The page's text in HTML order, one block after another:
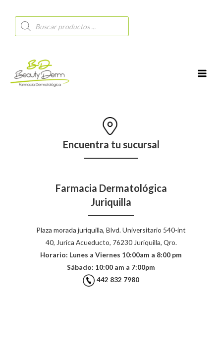
Búsqueda
de
productos
Encuentra tu sucursal
Farmacia Dermatológica
Juriquilla
Plaza morada juriquilla, Blvd. Universitario 540-int
40, Jurica Acueducto, 76230 Juriquilla, Qro.
Horario: Lunes a Viernes 10:00am a 8:00 pm
Sábado: 10:00 am a 7:00pm
442 832 7980